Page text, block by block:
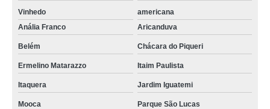
Vinhedo
americana
Anália Franco
Aricanduva
Belém Chácara do Piqueri
Ermelino Matarazzo Itaim Paulista
Itaquera Jardim Iguatemi
Mooca Parque São Lucas